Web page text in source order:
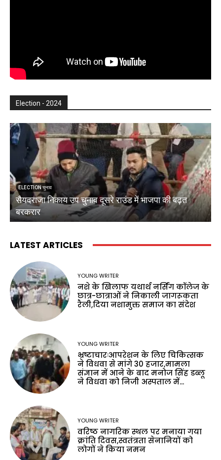
Election - 2024
ELECTION चुनाव
सैयदराजा निकाय उप चुनाव दूसरे राउंड में भाजपा की बढ़त
बरकरार
LATEST ARTICLES
YOUNG WRITER
नशे के खिलाफ यथार्थ नर्सिंग कॉलेज के
छात्र-छात्राओं ने निकाली जागरूकता
रैली,दिया नशामुक्त समाज का संदेश
YOUNG WRITER
भ्रष्टाचारःआपरेशन के लिए चिकित्सक
ने विधवा से मांगे 30 हजार,मामला
संज्ञान में आने के बाद मनोज सिंह डब्लू
ने विधवा को निजी अस्पताल में...
YOUNG WRITER
वरिष्ठ नागरिक स्थल पर मनाया गया
क्रांति दिवस,स्वतंत्रता सेनानियों को
लोगों ने किया नमन